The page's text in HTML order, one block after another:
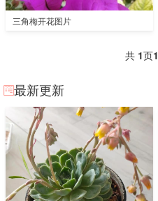
三角梅开花图片
共 1页1
最新更新